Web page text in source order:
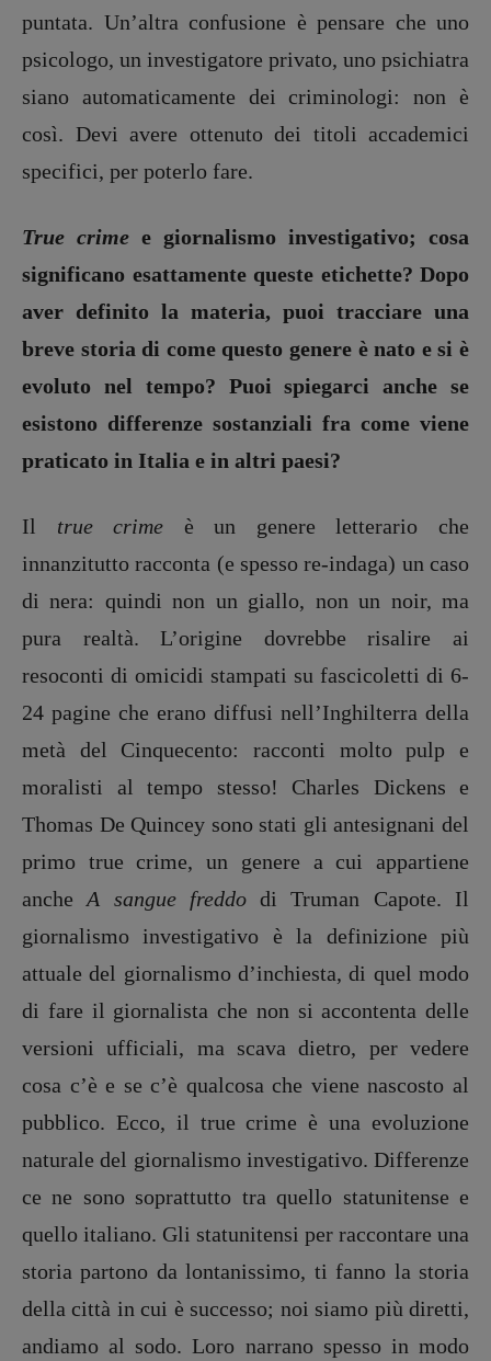
puntata. Un’altra confusione è pensare che uno
psicologo, un investigatore privato, uno psichiatra
siano automaticamente dei criminologi: non è
così. Devi avere ottenuto dei titoli accademici
specifici, per poterlo fare.
True crime e giornalismo investigativo; cosa
significano esattamente queste etichette? Dopo
aver definito la materia, puoi tracciare una
breve storia di come questo genere è nato e si è
evoluto nel tempo? Puoi spiegarci anche se
esistono differenze sostanziali fra come viene
praticato in Italia e in altri paesi?
Il true crime è un genere letterario che
innanzitutto racconta (e spesso re-indaga) un caso
di nera: quindi non un giallo, non un noir, ma
pura realtà. L’origine dovrebbe risalire ai
resoconti di omicidi stampati su fascicoletti di 6-
24 pagine che erano diffusi nell’Inghilterra della
metà del Cinquecento: racconti molto pulp e
moralisti al tempo stesso! Charles Dickens e
Thomas De Quincey sono stati gli antesignani del
primo true crime, un genere a cui appartiene
ancheA sangue freddodi Truman Capote. Il
giornalismo investigativo è la definizione più
attuale del giornalismo d’inchiesta, di quel modo
di fare il giornalista che non si accontenta delle
versioni ufficiali, ma scava dietro, per vedere
cosa c’è e se c’è qualcosa che viene nascosto al
pubblico. Ecco, il true crime è una evoluzione
naturale del giornalismo investigativo. Differenze
ce ne sono soprattutto tra quello statunitense e
quello italiano. Gli statunitensi per raccontare una
storia partono da lontanissimo, ti fanno la storia
della città in cui è successo; noi siamo più diretti,
andiamo al sodo. Loro narrano spesso in modo